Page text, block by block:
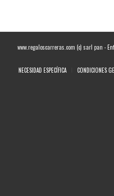
www.regaloscarreras.com (c) sarl pan -
NECESIDAD ESPECÍFICA CONDICIONES